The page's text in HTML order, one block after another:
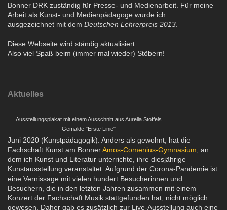
Bonner DRK zuständig für Presse- und Medienarbeit. Für meine
Arbeit als Kunst- und Medienpädagoge wurde ich
ausgezeichnet mit dem Deutschen Lehrerpreis 2013
Diese Webseite wird ständig aktualisiert.
Also viel Spaß beim (immer mal wieder) Stöbern!
Aktuelles
Ausstellungsplakat mit einem Ausschnitt aus Aurelia Stoffels
Gemälde "Erste Linie"
Juni 2020 (Kunstpädagogik): Anders als gewohnt, hat die
Fachschaft Kunst am BonnerAmos-Comenius-Gymnasium , an
dem ich Kunst und Literatur unterrichte, ihre diesjährige
Kunstausstellung veranstaltet. Aufgrund der Corona-Pandemie ist
eine Vernissage mit vielen hundert Besucherinnen und
Besuchern, die in den letzten Jahren zusammen mit einem
Konzert der Fachschaft Musik stattgefunden hat, nicht möglich
gewesen. Daher gab es zusätzlich zur Live-Ausstellung auch eine